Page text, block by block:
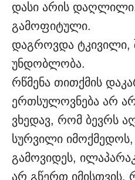
დასი არის დაღლილი,
გამოფიტული.
დაგროვდა ტკივილი,
უნდობლობა.
რწმენა თითქმის
ერთსულოვნება არ
ვხედავ, რომ ბევრს
სურვილი იმოქმედოს,
გამოვიდეს,
არ გწერთ იმისთვის,